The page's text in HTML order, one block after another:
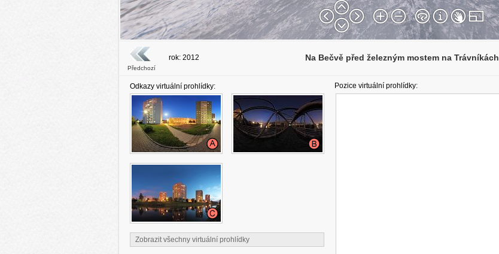
Předchozí
rok: 2012 Na Bečvě před železným mostem na Trávníkách
Odkazy virtuální prohlídky: Pozice virtuální prohlídky:
Zobrazit všechny virtuální prohlídky